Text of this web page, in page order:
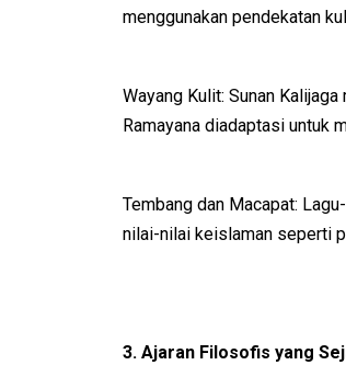
menggunakan pendekatan
Wayang Kulit: Sunan
Ramayana diadaptasi untuk
Tembang dan Macapat:
nilai-nilai keislaman seperti
3. Ajaran Filosofis yang